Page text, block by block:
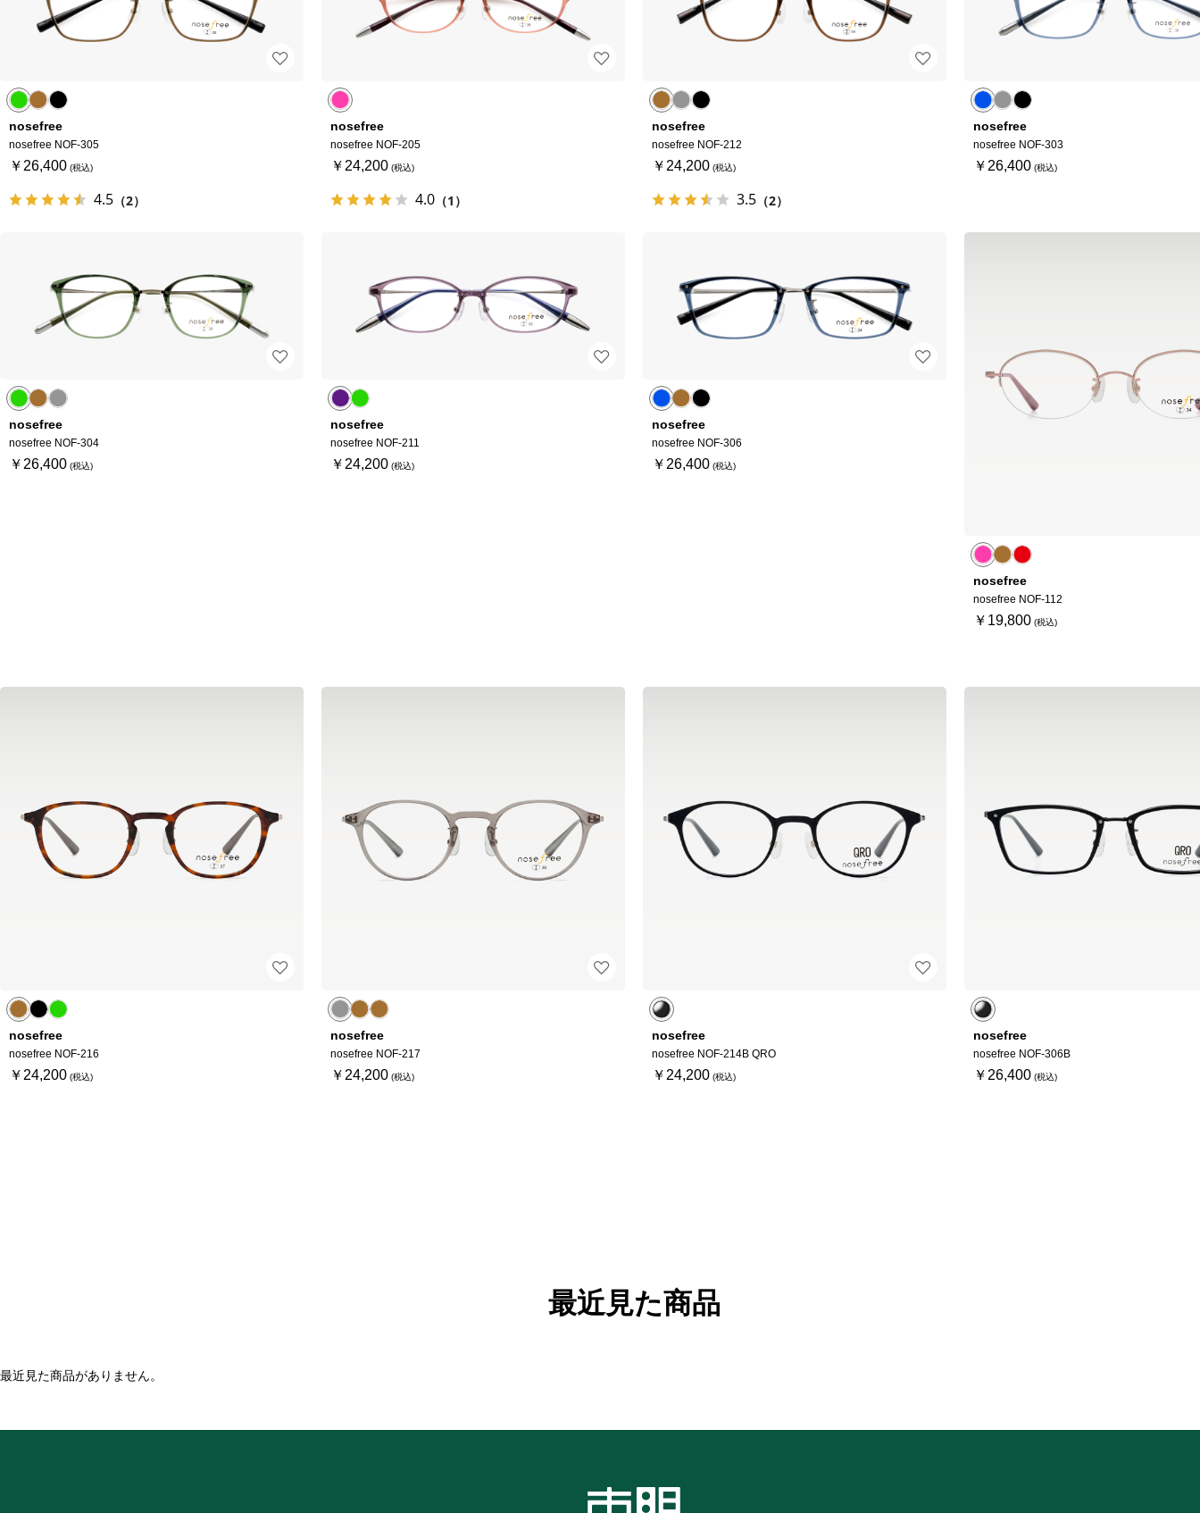
nosefree
nosefree NOF-305
￥26,400
4.5 （2）
nosefree
nosefree NOF-205
￥24,200
4.0 （1）
nosefree
nosefree NOF-212
￥24,200
3.5 （2）
nosefree
nosefree NOF-303
￥26,400
nosefree
nosefree NOF-304
￥26,400
nosefree
nosefree NOF-211
￥24,200
nosefree
nosefree NOF-306
￥26,400
nosefree
nosefree NOF-112
￥19,800
nosefree
nosefree NOF-216
￥24,200
nosefree
nosefree NOF-217
￥24,200
nosefree
nosefree NOF-214B QRO
￥24,200
nosefree
nosefree NOF-306B
￥26,400
最近見た商品
最近見た商品がありません。